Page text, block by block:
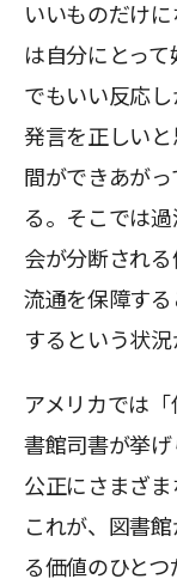
いいものだけ
は自分にとっ
でもいい反応
発言を正しい
間ができあが
る。そこでは
会が分断され
流通を保障す
するという状況
アメリカでは
書館司書が挙げ
公正にさまざま
これが、図書
る価値のひと